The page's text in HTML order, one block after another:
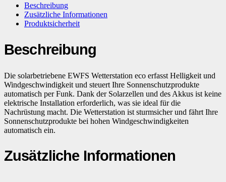
Beschreibung
Zusätzliche Informationen
Produktsicherheit
Beschreibung
Die solarbetriebene EWFS Wetterstation eco erfasst Helligkeit und
Windgeschwindigkeit und steuert Ihre Sonnenschutzprodukte
automatisch per Funk. Dank der Solarzellen und des Akkus ist keine
elektrische Installation erforderlich, was sie ideal für die
Nachrüstung macht. Die Wetterstation ist sturmsicher und fährt Ihre
Sonnenschutzprodukte bei hohen Windgeschwindigkeiten
automatisch ein.
Zusätzliche Informationen